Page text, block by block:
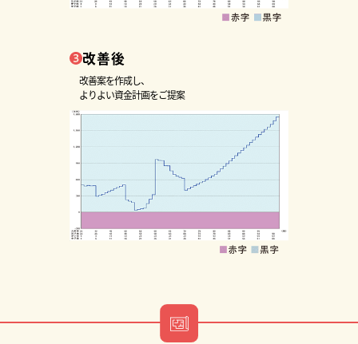
改善後
改善案を作成し、
よりよい資金計画をご提案